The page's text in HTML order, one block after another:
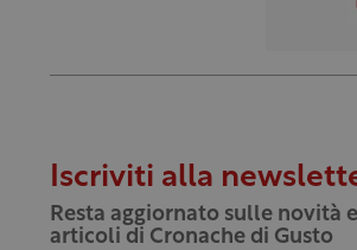
Iscriviti alla
Resta aggiornato sulle novità
articoli di Cronache di Gusto